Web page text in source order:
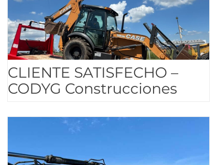
CLIENTE SATISFECHO –
CODYG Construcciones